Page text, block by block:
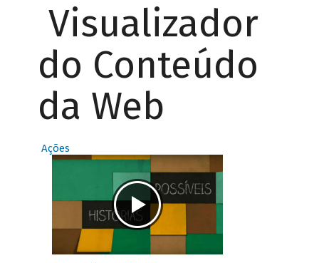
Visualizador
do Conteúdo
da Web
Ações